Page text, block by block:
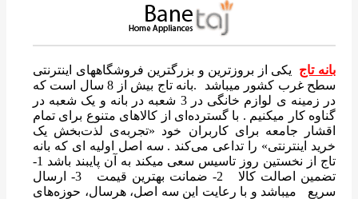
بانه تاج یکی از بروزترین و بزرگترین فروشگاههای اینترنتی
سطح غرب کشور میباشد .بانه تاج بیش از 8 سال است که
در زمینه ی لوازم خانگی در 3 شعبه در بانه و یک شعبه در
گناوه کار میکنیم . با گسترده‌ای از کالاهای متنوع برای تمام
اقشار جامعه برای کاربران خود «تجربه‌ی لذت‌بخش یک
خرید اینترنتی» را تداعی می‌کند . سه اصل اولیه ای که بانه
تاج از نخستین روز تاسیس سعی میکند به آن پایبند باشد 1-
تضمین اصالت کالا 2- ضمانت بهترین قیمت 3- ارسال
سریع میباشد و با رعایت این سه اصل، هرسال، حوزه‌های